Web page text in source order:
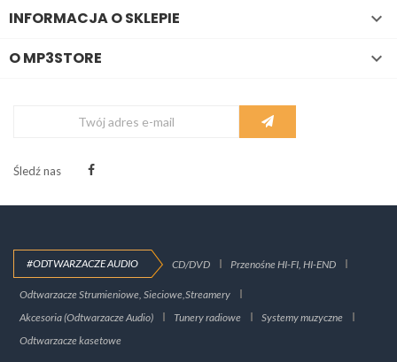
INFORMACJA O SKLEPIE 
O MP3STORE 
Śledź nas
#ODTWARZACZE AUDIO CD/DVD Przenośne HI-FI, HI-END
Odtwarzacze Strumieniowe, Sieciowe,Streamery
Akcesoria (Odtwarzacze Audio)
Tunery radiowe
Systemy muzyczne
Odtwarzacze kasetowe